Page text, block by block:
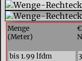
Menge
(Meter)
bis 1.99 lfdm